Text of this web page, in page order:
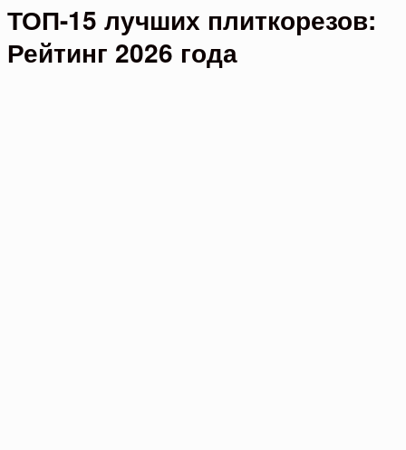
ТОП-15 лучших плиткорезов:
Рейтинг 2026 года